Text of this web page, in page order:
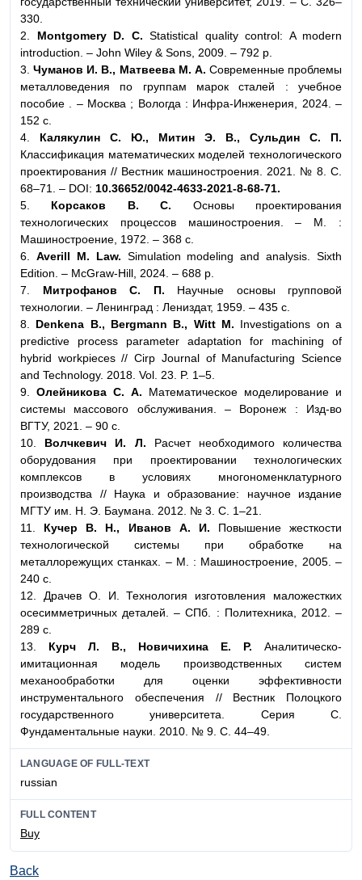
330.
2. Montgomery D. C. Statistical quality control: A modern
introduction. – John Wiley & Sons, 2009. – 792 p.
3.Чуманов И. В., Матвеева М. А. Современные проблемы
металловедения по группам марок сталей : учебное
пособие . – Москва ; Вологда : Инфра-Инженерия, 2024. –
152 с.
4. Калякулин С. Ю., Митин Э. В., Сульдин С. П.
Классификация математических моделей технологического
проектирования // Вестник машиностроения. 2021. № 8. С.
68–71. – DOI: 10.36652/0042-4633-2021-8-68-71.
5. Корсаков В. С. Основы проектирования
технологических процессов машиностроения. – М. :
Машиностроение, 1972. – 368 с.
6. Averill M. Law. Simulation modeling and analysis. Sixth
Edition. – McGraw-Hill, 2024. – 688 р.
7. Митрофанов С. П. Научные основы групповой
технологии. – Ленинград : Лениздат, 1959. – 435 с.
8.
Denkena B., Bergmann B., Witt M. Investigations on a
predictive process parameter adaptation for machining of
hybrid workpieces // Cirp Journal of Manufacturing Science
and Technology. 2018. Vol. 23. P. 1–5.
9. Олейникова С. А. Математическое моделирование и
системы массового обслуживания. – Воронеж : Изд-во
ВГТУ, 2021. – 90 с.
10. Волчкевич И. Л. Расчет необходимого количества
оборудования при проектировании технологических
комплексов в условиях многономенклатурного
производства // Наука и образование: научное издание
МГТУ им. Н. Э. Баумана. 2012. № 3. С. 1–21.
11. Кучер В. Н., Иванов А. И. Повышение жесткости
технологической системы при обработке на
металлорежущих станках. – М. : Машиностроение, 2005. –
240 с.
12. Драчев О. И. Технология изготовления маложестких
осесимметричных деталей. – СПб. : Политехника, 2012. –
289 с.
13. Курч Л. В., Новичихина Е. Р. Аналитическо-
имитационная модель производственных систем
механообработки для оценки эффективности
инструментального обеспечения // Вестник Полоцкого
государственного университета. Серия С.
Фундаментальные науки. 2010. № 9. С. 44–49.
LANGUAGE OF FULL-TEXT
russian
FULL CONTENT
Buy
Back